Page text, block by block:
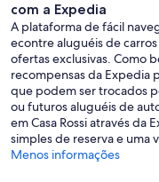
com a Expedia
A plataforma de fácil
econtre aluguéis de carros
ofertas exclusivas. Como
recompensas da Expedia
que podem ser trocados
ou futuros aluguéis de
em Casa Rossi através da
simples de reserva e uma
Menos informações